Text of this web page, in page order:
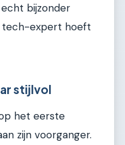
bijzonder
tech-expert hoeft
stijlvol
het eerste
zijn voorganger.